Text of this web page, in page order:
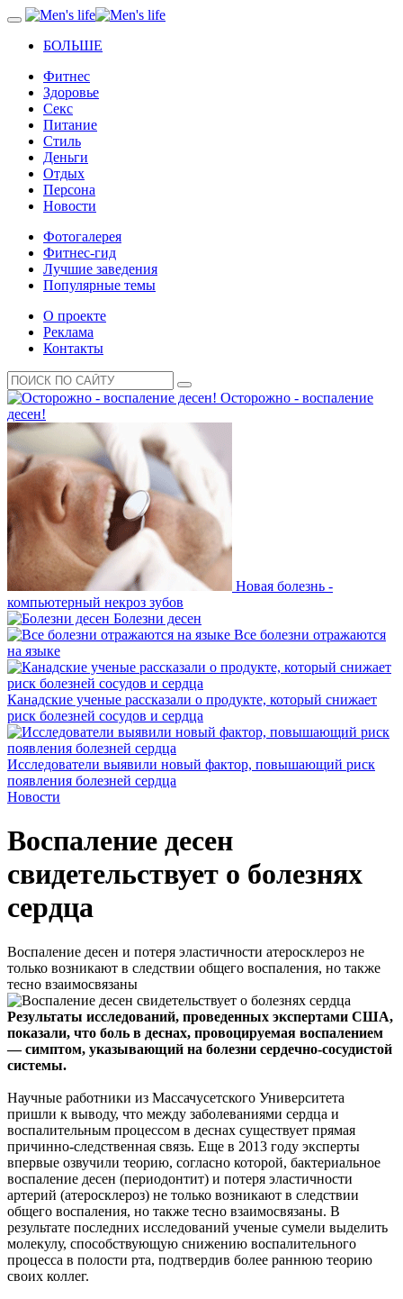
БОЛЬШЕ
Фитнес
Здоровье
Секс
Питание
Стиль
Деньги
Отдых
Персона
Новости
Фотогалерея
Фитнес-гид
Лучшие заведения
Популярные темы
О проекте
Реклама
Контакты
Осторожно - воспаление
десен!
Новая болезнь -
компьютерный некроз зубов
Болезни десен
Все болезни отражаются
на языке
Канадские ученые рассказали о продукте, который снижает
риск болезней сосудов и сердца
Исследователи выявили новый фактор, повышающий риск
появления болезней сердца
Новости
Воспаление десен
свидетельствует о болезнях
сердца
Воспаление десен и потеря эластичности атеросклероз не
только возникают в следствии общего воспаления, но также
тесно взаимосвязаны
Результаты исследований, проведенных экспертами США,
показали, что боль в деснах, провоцируемая воспалением
— симптом, указывающий на болезни сердечно-сосудистой
системы.
Научные работники из Массачусетского Университета
пришли к выводу, что между заболеваниями сердца и
воспалительным процессом в деснах существует прямая
причинно-следственная связь. Еще в 2013 году эксперты
впервые озвучили теорию, согласно которой, бактериальное
воспаление десен (периодонтит) и потеря эластичности
артерий (атеросклероз) не только возникают в следствии
общего воспаления, но также тесно взаимосвязаны. В
результате последних исследований ученые сумели выделить
молекулу, способствующую снижению воспалительного
процесса в полости рта, подтвердив более раннюю теорию
своих коллег.